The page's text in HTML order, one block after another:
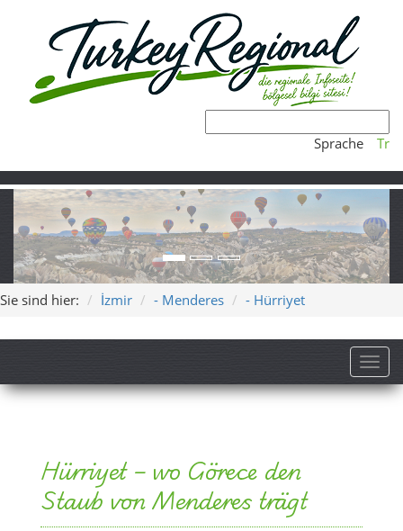
Sprache Tr
Sie sind hier: İzmir - Menderes - Hürriyet
Hürriyet – wo Görece den
Staub von Menderes trägt